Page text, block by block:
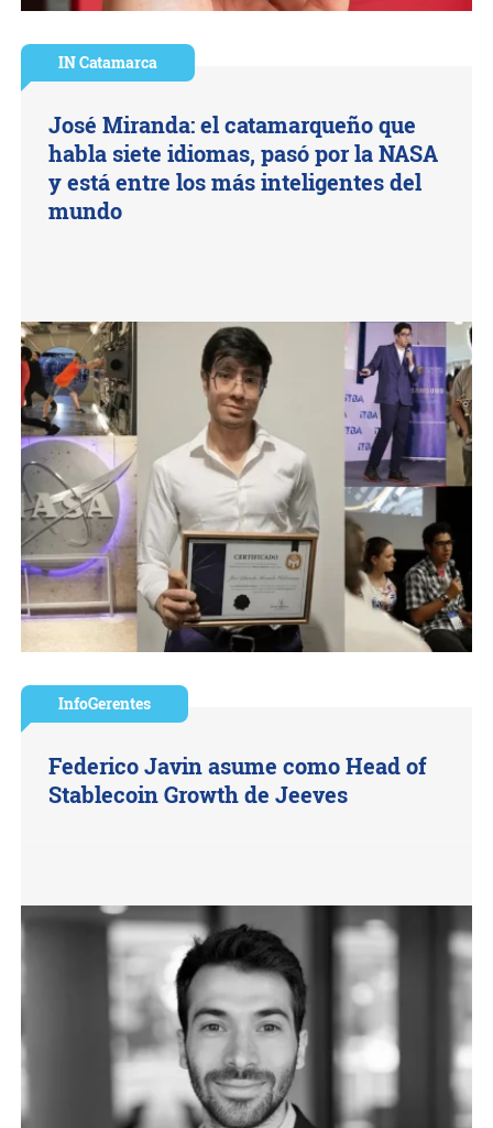
IN Catamarca
José Miranda: el catamarqueño que
habla siete idiomas, pasó por la NASA
y está entre los más inteligentes del
mundo
InfoGerentes
Federico Javin asume como Head of
Stablecoin Growth de Jeeves